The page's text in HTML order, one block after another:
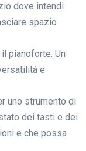
dove intendi
spazio
pianoforte. Un
e
uno strumento di
dei tasti e dei
e che possa